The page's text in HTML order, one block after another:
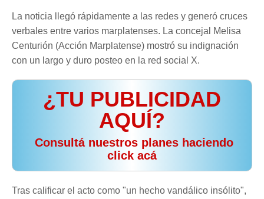
La noticia llegó rápidamente a las redes y generó cruces
verbales entre varios marplatenses. La concejal Melisa
Centurión (Acción Marplatense) mostró su indignación
con un largo y duro posteo en la red social X.
¿TU PUBLICIDAD
AQUÍ?
️ Consultá nuestros planes haciendo
click acá
Tras calificar el acto como "un hecho vandálico insólito",